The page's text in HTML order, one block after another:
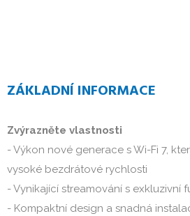
ZÁKLADNÍ INFORMACE
Zvýrazněte vlastnosti
- Výkon nové generace s Wi-Fi 7,
vysoké bezdrátové rychlosti
- Vynikající streamování s exkluzivní
- Kompaktní design a snadná